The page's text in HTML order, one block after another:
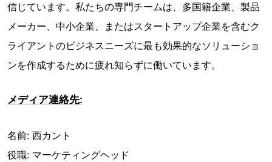
信じています。私たちの専門チームは、多国籍企業、製品
メーカー、中小企業、またはスタートアップ企業を含むク
ライアントのビジネスニーズに最も効果的なソリューショ
ンを作成するために疲れ知らずに働いています。
メディア連絡先:
名前: 西カント
役職: マーケティングヘッド